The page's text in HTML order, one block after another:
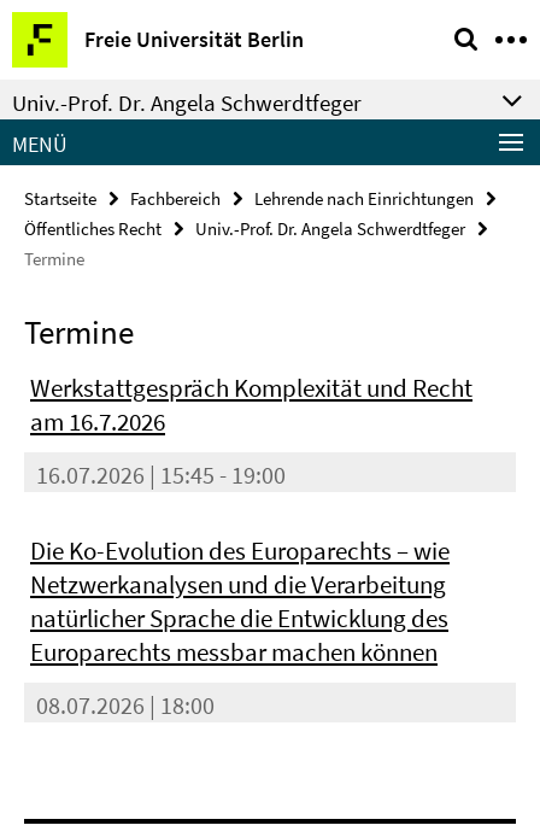
Springe
direkt
zu
Inhalt
Freie Universität Berlin
Service-
Navigation
Univ.-Prof. Dr. Angela Schwerdtfeger
MENÜ
Startseite Fachbereich
Lehrende nach Einrichtungen
Öffentliches Recht
Univ.-Prof. Dr. Angela Schwerdtfeger
Termine
Termine
Werkstattgespräch Komplexität und Recht
am 16.7.2026
16.07.2026 | 15:45 - 19:00
Die Ko-Evolution des Europarechts – wie
Netzwerkanalysen und die Verarbeitung
natürlicher Sprache die Entwicklung des
Europarechts messbar machen können
08.07.2026 | 18:00